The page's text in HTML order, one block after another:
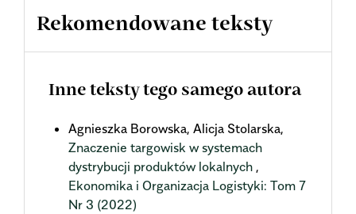
Rekomendowane teksty
Inne teksty tego samego autora
Agnieszka Borowska, Alicja Stolarska,
Znaczenie targowisk w systemach
dystrybucji produktów lokalnych ,
Ekonomika i Organizacja Logistyki: Tom 7
Nr 3 (2022)